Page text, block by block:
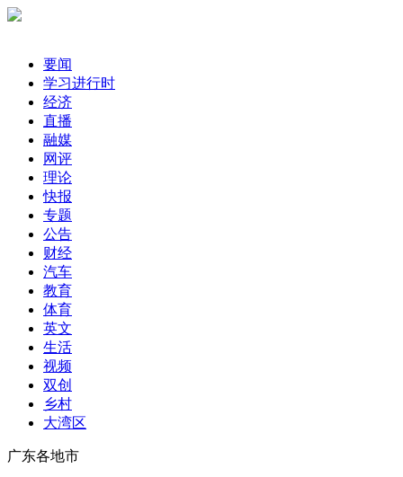
要闻
学习进行时
经济
直播
融媒
网评
理论
快报
专题
公告
财经
汽车
教育
体育
英文
生活
视频
双创
乡村
大湾区
广东各地市